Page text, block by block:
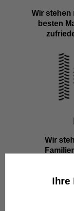
Wir stehen
besten
Wir
Ihre